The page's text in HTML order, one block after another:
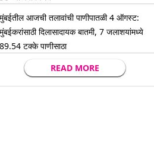
मुंबईतील आजची तलावांची पाणीपातळी 4 ऑगस्ट:
मुंबईकरांसाठी दिलासादायक बातमी, 7 जलाशयांमध्ये
89.54 टक्के पाणीसाठा
READ MORE